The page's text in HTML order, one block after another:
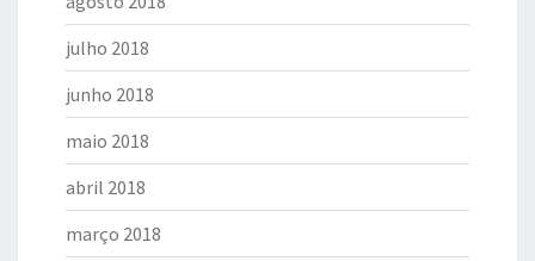
julho 2018
junho 2018
maio 2018
abril 2018
março 2018